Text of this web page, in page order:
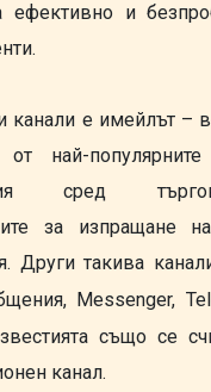
ефективно и
канали е имейлът –
най-
сред
за изпращане
Други такива
Messenger,
също се
канал.